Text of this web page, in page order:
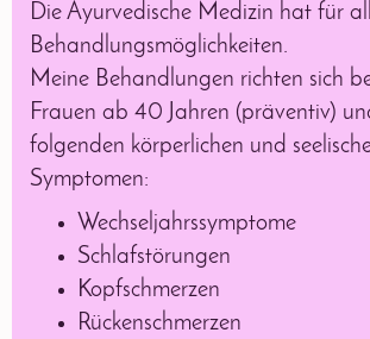
Die Ayurvedische Medizin hat für
Behandlungsmöglichkeiten.
Meine Behandlungen richten sich
Frauen ab 40 Jahren (präventiv)
folgenden körperlichen und
Symptomen:
Wechseljahrssymptome
Schlafstörungen
Kopfschmerzen
Rückenschmerzen